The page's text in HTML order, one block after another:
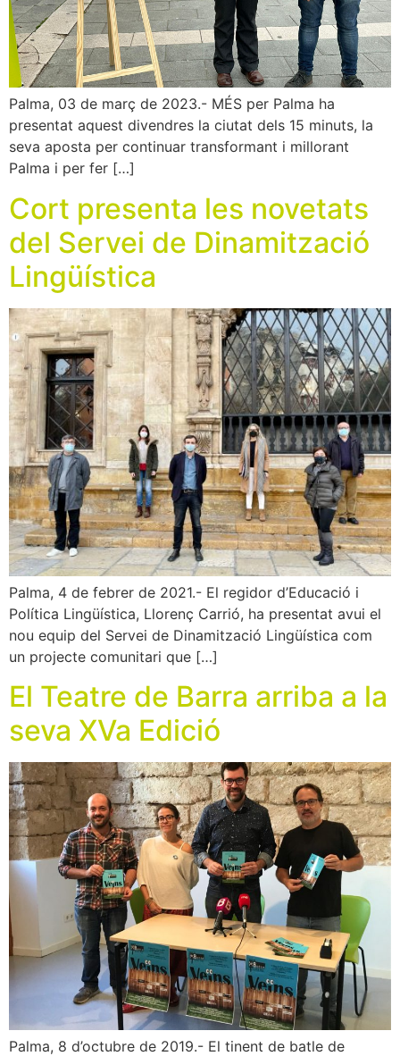
Palma, 03 de març de 2023.- MÉS per Palma ha
presentat aquest divendres la ciutat dels 15 minuts, la
seva aposta per continuar transformant i millorant
Palma i per fer […]
Cort presenta les novetats
del Servei de Dinamització
Lingüística
Palma, 4 de febrer de 2021.- El regidor d’Educació i
Política Lingüística, Llorenç Carrió, ha presentat avui el
nou equip del Servei de Dinamització Lingüística com
un projecte comunitari que […]
El Teatre de Barra arriba a la
seva XVa Edició
Palma, 8 d’octubre de 2019.- El tinent de batle de